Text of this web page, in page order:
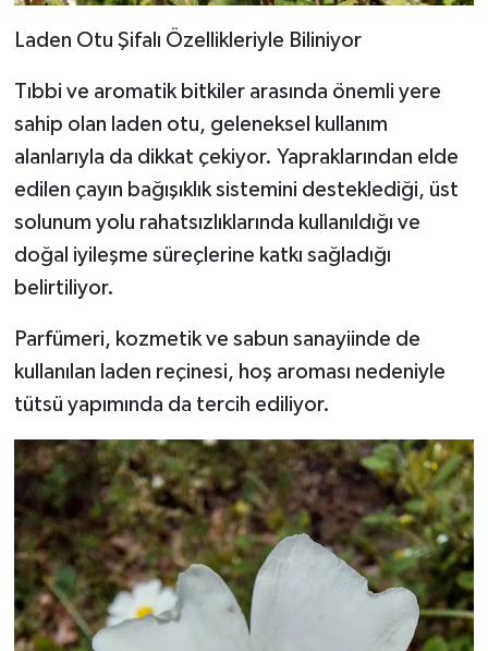
Laden Otu Şifalı Özellikleriyle Biliniyor
Tıbbi ve aromatik bitkiler arasında önemli yere
sahip olan laden otu, geleneksel kullanım
alanlarıyla da dikkat çekiyor. Yapraklarından elde
edilen çayın bağışıklık sistemini desteklediği, üst
solunum yolu rahatsızlıklarında kullanıldığı ve
doğal iyileşme süreçlerine katkı sağladığı
belirtiliyor.
Parfümeri, kozmetik ve sabun sanayiinde de
kullanılan laden reçinesi, hoş aroması nedeniyle
tütsü yapımında da tercih ediliyor.